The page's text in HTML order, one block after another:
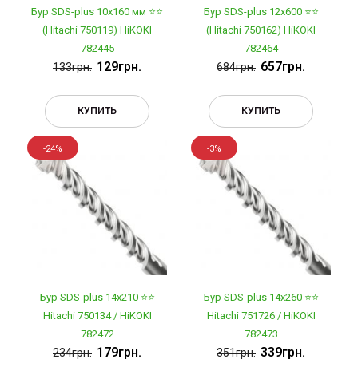
Бур SDS-plus 10х160 мм ⭐️⭐️
(Hitachi 750119) HiKOKI
782445
133грн. 129грн.
КУПИТЬ
Бур SDS-plus 12х600 ⭐️⭐️
(Hitachi 750162) HiKOKI
782464
684грн. 657грн.
КУПИТЬ
-24%
Бур SDS-plus 14х210 ⭐️⭐️
Hitachi 750134 / HiKOKI
782472
234грн. 179грн.
-3%
Бур SDS-plus 14х260 ⭐️⭐️
Hitachi 751726 / HiKOKI
782473
351грн. 339грн.